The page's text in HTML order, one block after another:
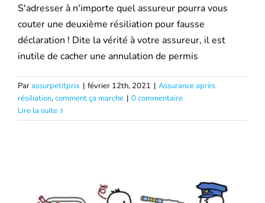
S'adresser à n'importe quel assureur pourra vous
couter une deuxième résiliation pour fausse
déclaration ! Dite la vérité à votre assureur, il est
inutile de cacher une annulation de permis
Parassurpetitprix | février 12th, 2021 | Assurance après
résiliation,comment ça marche | 0 commentaire
Lire la suite
Assurer sa voiture après résiliation pour
alcoolémie